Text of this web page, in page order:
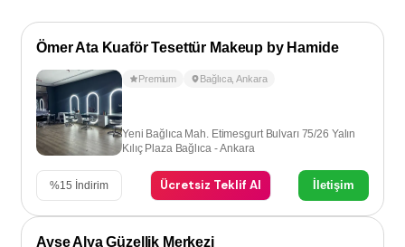
Ömer Ata Kuaför Tesettür Makeup by Hamide
Premium Bağlıca,Ankara
Yeni Bağlıca Mah. Etimesgurt Bulvarı 75/26 Yalın
Kılıç Plaza Bağlıca - Ankara
%15 İndirim Ücretsiz Teklif Al İletişim
Ayşe Alya Güzellik Merkezi